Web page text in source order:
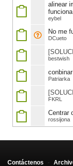
alinear
funciona
eybel
No me
DCueto
bestwish
Patriarka
FKRL
Centrar
rossijona
Contáctenos -